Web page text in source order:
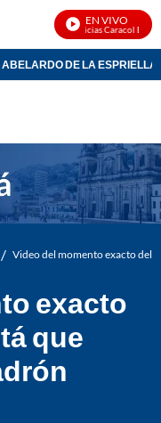
EN VIVO
Noticias Caracol En Vivo
ABELARDO DE LA ESPRIELLA
/ Video del momento exacto del
exacto
que